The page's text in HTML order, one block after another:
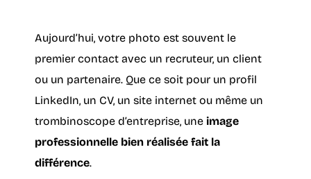
Aujourd’hui, votre photo est souvent le
premier contact avec un recruteur, un client
ou un partenaire. Que ce soit pour un profil
LinkedIn, un CV, un site internet ou même un
trombinoscope d’entreprise, une image
professionnelle bien réalisée fait la
différence.